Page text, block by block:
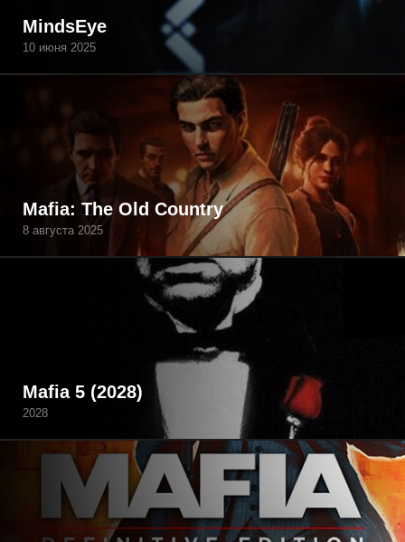
MindsEye
10 июня 2025
Mafia: The Old Country
8 августа 2025
Mafia 5 (2028)
2028